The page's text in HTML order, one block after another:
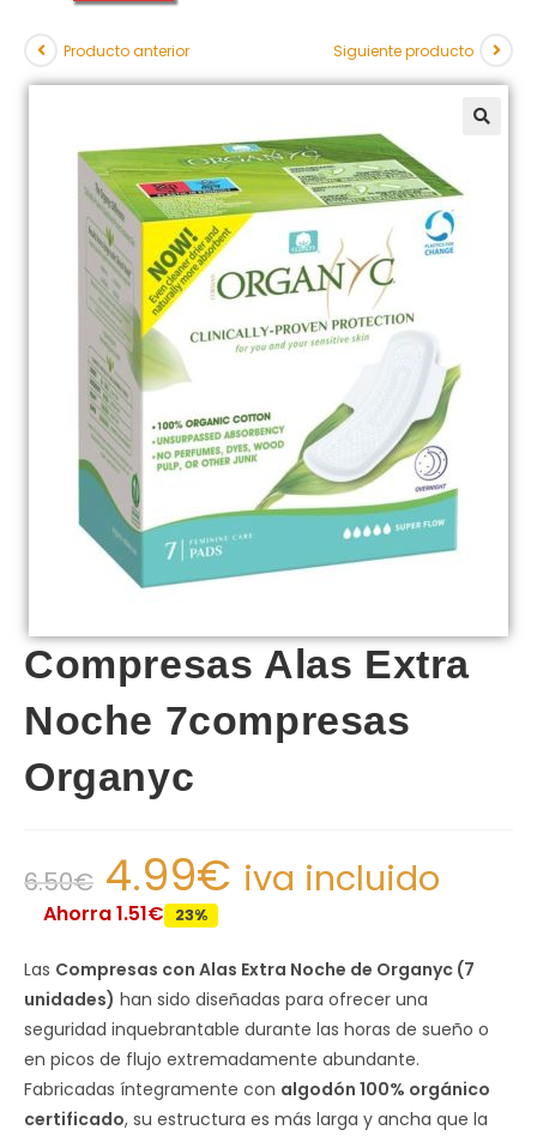
Producto anterior Siguiente producto
Compresas Alas Extra
Noche 7compresas
Organyc
6.50€ 4.99€ iva incluido
Ahorra 1.51€ 23%
Las Compresas con Alas Extra Noche de Organyc (7
unidades) han sido diseñadas para ofrecer una
seguridad inquebrantable durante las horas de sueño o
en picos de flujo extremadamente abundante.
Fabricadas íntegramente con algodón 100% orgánico
certificado, su estructura es más larga y ancha que la